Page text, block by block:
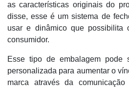
as características originais do
disse, esse é um sistema de
usar e dinâmico que possibilita
consumidor.
Esse tipo de embalagem pode
personalizada para aumentar o
marca através da